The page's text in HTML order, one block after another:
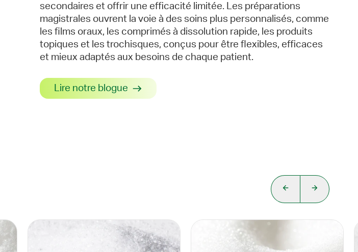
secondaires et offrir une efficacité limitée. Les préparations
magistrales ouvrent la voie à des soins plus personnalisés, comme
les films oraux, les comprimés à dissolution rapide, les produits
topiques et les trochisques, conçus pour être flexibles, efficaces
et mieux adaptés aux besoins de chaque patient.
Lire notre blogue